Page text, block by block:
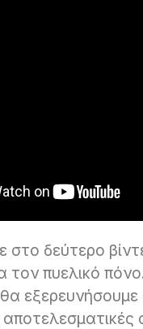
δεύτερο
τον πυελικό
θα